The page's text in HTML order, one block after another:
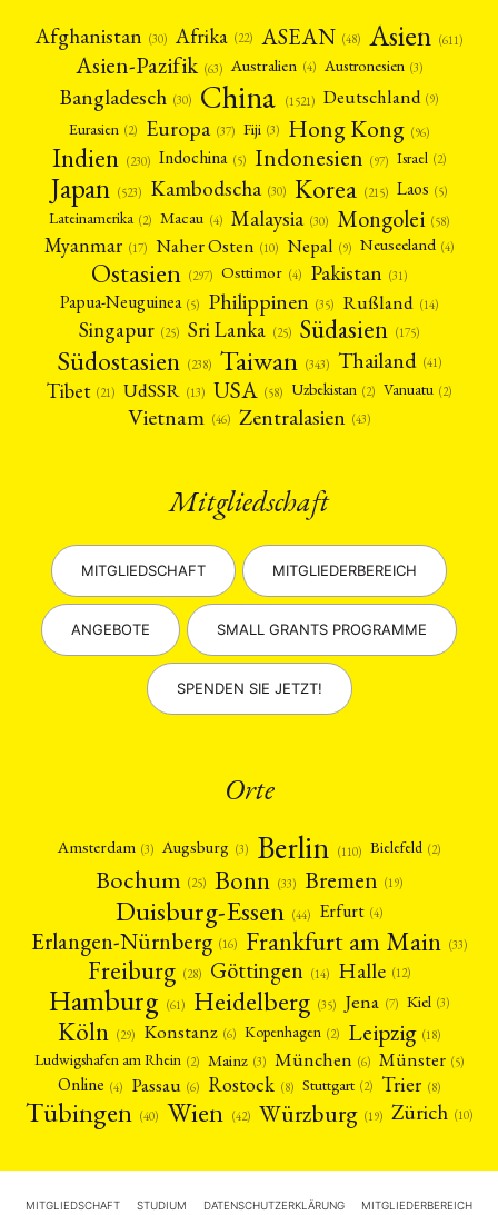
Afghanistan (30) Afrika (22) ASEAN (48) Asien (611)
Asien-Pazifik (63) Australien (4) Austronesien (3)
Bangladesch (30) China (1521) Deutschland (9)
Eurasien (2) Europa (37) Fiji (3) Hong Kong (96)
Indien (230) Indochina (5) Indonesien (97) Israel (2)
Japan (523) Kambodscha (30) Korea (215) Laos (5)
Lateinamerika (2) Macau (4) Malaysia (30) Mongolei (58)
Myanmar (17) Naher Osten (10) Nepal (9) Neuseeland (4)
Ostasien (297) Osttimor (4) Pakistan (31)
Papua-Neuguinea (5) Philippinen (35) Rußland (14)
Singapur (25) Sri Lanka (25) Südasien (175)
Südostasien (238) Taiwan (343) Thailand (41)
Tibet (21) UdSSR (13) USA (58) Uzbekistan (2) Vanuatu (2)
Vietnam (46) Zentralasien (43)
Mitgliedschaft
MITGLIEDSCHAFT MITGLIEDERBEREICH
ANGEBOTE SMALL GRANTS PROGRAMME
SPENDEN SIE JETZT!
Orte
Amsterdam (3) Augsburg (3) Berlin (110) Bielefeld (2)
Bochum (25) Bonn (33) Bremen (19)
Duisburg-Essen (44) Erfurt (4)
Erlangen-Nürnberg (16) Frankfurt am Main (33)
Freiburg (28) Göttingen (14) Halle (12)
Hamburg (61) Heidelberg (35) Jena (7) Kiel (3)
Köln (29) Konstanz (6) Kopenhagen (2) Leipzig (18)
Ludwigshafen am Rhein (2) Mainz (3) München (6) Münster (5)
Online (4) Passau (6) Rostock (8) Stuttgart (2) Trier (8)
Tübingen (40) Wien (42) Würzburg (19) Zürich (10)
MITGLIEDSCHAFT STUDIUM DATENSCHUTZERKLÄRUNG MITGLIEDERBEREICH